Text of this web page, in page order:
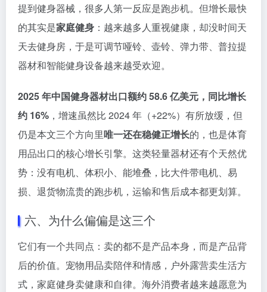
提到健身器械，很多人第一反应是跑步机。但增长最快
的其实是家庭健身 ：越来越多人重视健康，却没时间天
天去健身房，于是可调节哑铃、壶铃、弹力带、普拉提
器材和智能健身设备越来越受欢迎。
2025 年中国健身器材出口额约 58.6 亿美元，同比增长
约 16% ，增速虽然比 2024 年（+22%）有所放缓，但
仍是本文三个方向里唯一还在稳健正增长的，也是体育
用品出口的核心增长引擎。这类轻量器材还有个天然优
势：没有电机、体积小、能堆叠，比大件带电机、易
损、退货物流贵的跑步机，运输和售后成本都更划算。
六、为什么偏偏是这三个
它们有一个共同点：卖的都不是产品本身，而是产品背
后的价值。宠物用品卖陪伴和情感，户外露营卖生活方
式，家庭健身卖健康和自律。海外消费者越来越愿意为